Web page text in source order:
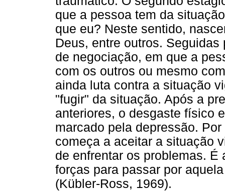
que a pessoa tem da
que eu? Neste sentido,
Deus, entre outros.
de negociação, em que a
com os outros ou mesmo
ainda luta contra a situação
"fugir" da situação. Após a
anteriores, o desgaste físico
marcado pela depressão.
começa a aceitar a situação
de enfrentar os problemas.
forças para passar por
(Kübler-Ross, 1969).